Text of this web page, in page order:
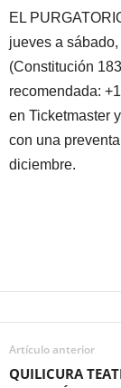
EL
jueves a
(Constitución
recomendada:
en Ticketmaster
con una
diciembre.
Artículo anterior
QUILICURA